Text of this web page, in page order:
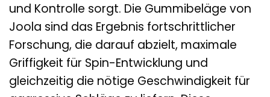
und Kontrolle sorgt. Die Gummibeläge von
Joola sind das Ergebnis fortschrittlicher
Forschung, die darauf abzielt, maximale
Griffigkeit für Spin-Entwicklung und
gleichzeitig die nötige Geschwindigkeit für